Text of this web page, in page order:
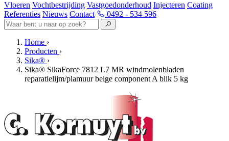
Vloeren Vochtbestrijding Vastgoedonderhoud Injecteren Coating
Referenties Nieuws Contact 0492 - 534 596
Home ›
Producten ›
Sika® ›
Sika® SikaForce 7812 L7 MR windmolenbladen
reparatielijm/plamuur beige component A blik 5 kg